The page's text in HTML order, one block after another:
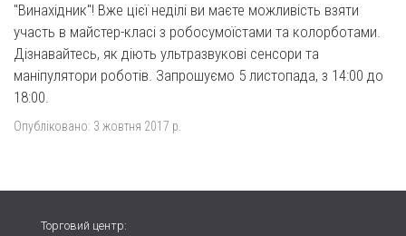
"Винахідник"! Вже цієї неділі ви маєте можливість взяти
участь в майстер-класі з робосумоїстами та колорботами.
Дізнавайтесь, як діють ультразвукові сенсори та
маніпулятори роботів. Запрошуємо 5 листопада, з 14:00 до
18:00.
Опубліковано: 3 жовтня 2017 р.
Торговий центр: